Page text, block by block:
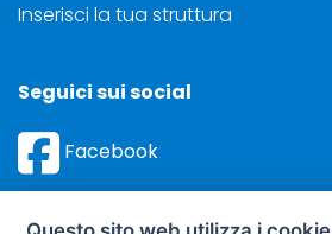
Inserisci la tua struttura
Seguici sui social
Facebook